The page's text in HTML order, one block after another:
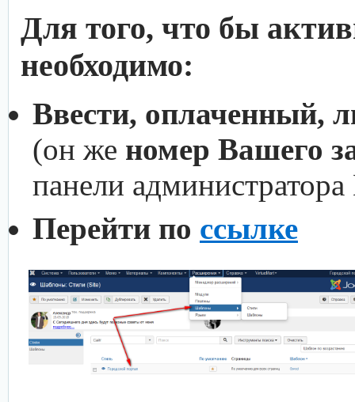
Для того, что бы
необходимо:
Ввести, оплаченный,
(он же номер Вашего
панели
Перейти по ссылке